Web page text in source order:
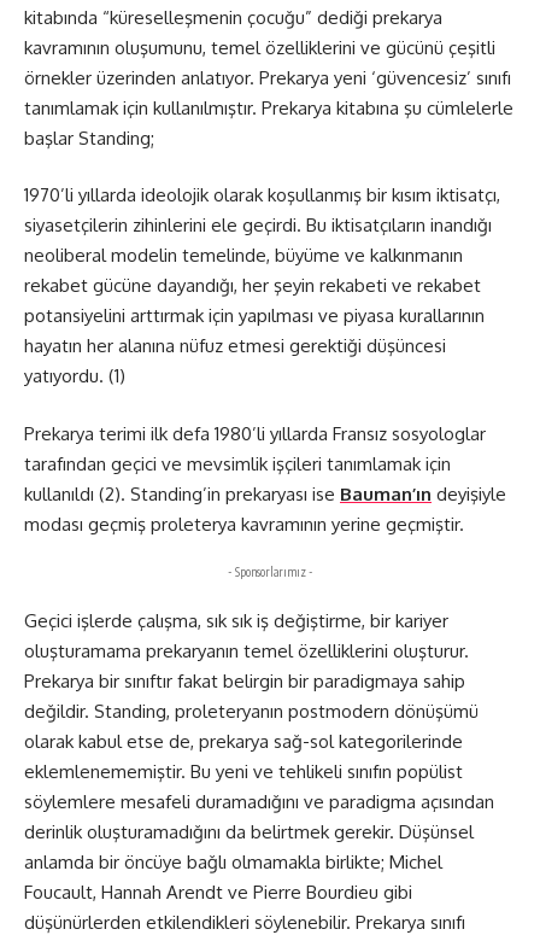
kitabında “küreselleşmenin çocuğu” dediği prekarya
kavramının oluşumunu, temel özelliklerini ve gücünü çeşitli
örnekler üzerinden anlatıyor. Prekarya yeni ‘güvencesiz’ sınıfı
tanımlamak için kullanılmıştır. Prekarya kitabına şu cümlelerle
başlar Standing;
1970’li yıllarda ideolojik olarak koşullanmış bir kısım iktisatçı,
siyasetçilerin zihinlerini ele geçirdi. Bu iktisatçıların inandığı
neoliberal modelin temelinde, büyüme ve kalkınmanın
rekabet gücüne dayandığı, her şeyin rekabeti ve rekabet
potansiyelini arttırmak için yapılması ve piyasa kurallarının
hayatın her alanına nüfuz etmesi gerektiği düşüncesi
yatıyordu. (1)
Prekarya terimi ilk defa 1980’li yıllarda Fransız sosyologlar
tarafından geçici ve mevsimlik işçileri tanımlamak için
kullanıldı (2). Standing’in prekaryası ise Bauman’ın deyişiyle
modası geçmiş proleterya kavramının yerine geçmiştir.
- Sponsorlarımız -
Geçici işlerde çalışma, sık sık iş değiştirme, bir kariyer
oluşturamama prekaryanın temel özelliklerini oluşturur.
Prekarya bir sınıftır fakat belirgin bir paradigmaya sahip
değildir. Standing, proleteryanın postmodern dönüşümü
olarak kabul etse de, prekarya sağ-sol kategorilerinde
eklemlenememiştir. Bu yeni ve tehlikeli sınıfın popülist
söylemlere mesafeli duramadığını ve paradigma açısından
derinlik oluşturamadığını da belirtmek gerekir. Düşünsel
anlamda bir öncüye bağlı olmamakla birlikte; Michel
Foucault, Hannah Arendt ve Pierre Bourdieu gibi
düşünürlerden etkilendikleri söylenebilir. Prekarya sınıfı